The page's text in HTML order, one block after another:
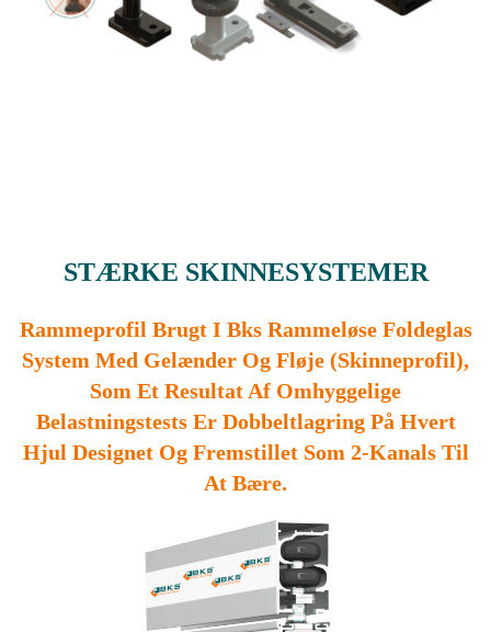
STÆRKE SKINNESYSTEMER
Rammeprofil Brugt I Bks Rammeløse Foldeglas
System Med Gelænder Og Fløje (skinneprofil),
Som Et Resultat Af Omhyggelige
Belastningstests Er Dobbeltlagring På Hvert
Hjul Designet Og Fremstillet Som 2-Kanals Til
At Bære.